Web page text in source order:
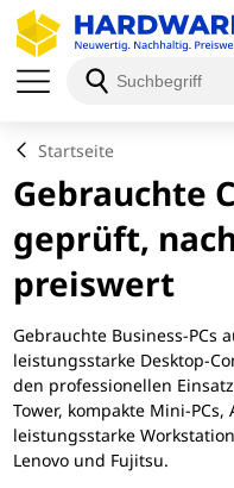
Startseite
Gebrauchte
geprüft,
preiswert
Gebrauchte Business-PCs
leistungsstarke Desktop-
den professionellen
Tower, kompakte Mini-PCs,
leistungsstarke
Lenovo und Fujitsu.